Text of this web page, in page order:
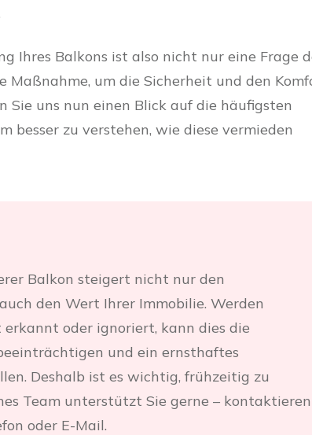
Ihres Balkons ist also nicht nur eine Frage
Maßnahme, um die Sicherheit und den
Sie uns nun einen Blick auf die häufigsten
besser zu verstehen, wie diese vermieden
Balkon steigert nicht nur den
den Wert Ihrer Immobilie. Werden
erkannt oder ignoriert, kann dies die
und ein ernsthaftes
Deshalb ist es wichtig, frühzeitig zu
Team unterstützt Sie gerne – kontaktieren
oder E-Mail.